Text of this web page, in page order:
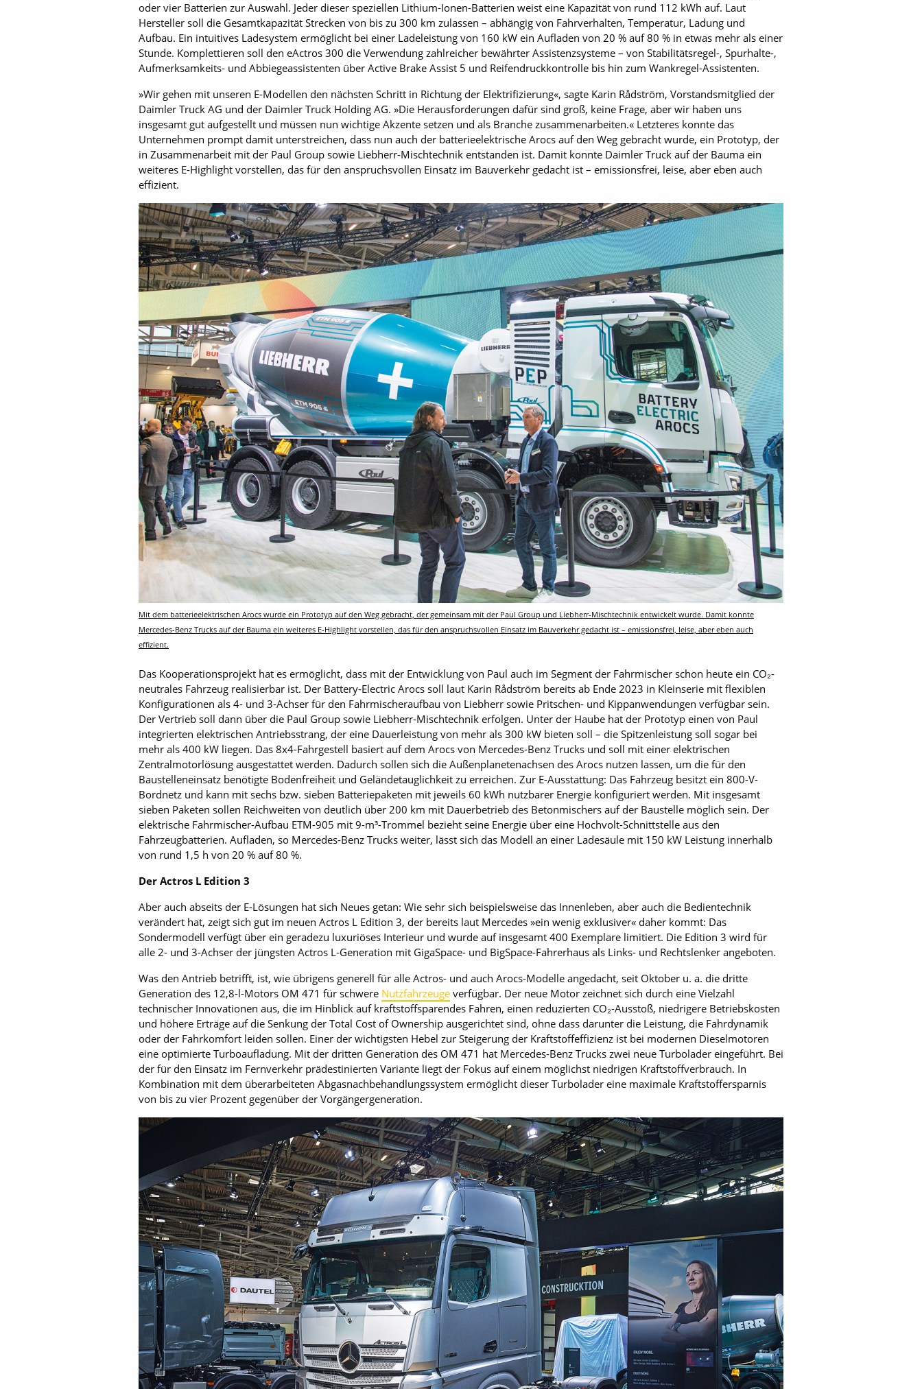
oder vier Batterien zur Auswahl. Jeder dieser speziellen Lithium-Ionen-Batterien weist eine Kapazität von rund 112 kWh auf. Laut
Hersteller soll die Gesamtkapazität Strecken von bis zu 300 km zulassen – abhängig von Fahrverhalten, Temperatur, Ladung und
Aufbau. Ein intuitives Ladesystem ermöglicht bei einer Ladeleistung von 160 kW ein Aufladen von 20 % auf 80 % in etwas mehr als einer
Stunde. Komplettieren soll den eActros 300 die Verwendung zahlreicher bewährter Assistenzsysteme – von Stabilitätsregel-, Spurhalte-,
Aufmerksamkeits- und Abbiegeassistenten über Active Brake Assist 5 und Reifendruckkontrolle bis hin zum Wankregel-Assistenten.
»Wir gehen mit unseren E-Modellen den nächsten Schritt in Richtung der Elektrifizierung«, sagte Karin Rådström, Vorstandsmitglied der
Daimler Truck AG und der Daimler Truck Holding AG. »Die Herausforderungen dafür sind groß, keine Frage, aber wir haben uns
insgesamt gut aufgestellt und müssen nun wichtige Akzente setzen und als Branche zusammenarbeiten.« Letzteres konnte das
Unternehmen prompt damit unterstreichen, dass nun auch der batterieelektrische Arocs auf den Weg gebracht wurde, ein Prototyp, der
in Zusammenarbeit mit der Paul Group sowie Liebherr-Mischtechnik entstanden ist. Damit konnte Daimler Truck auf der Bauma ein
weiteres E-Highlight vorstellen, das für den anspruchsvollen Einsatz im Bauverkehr gedacht ist – emissionsfrei, leise, aber eben auch
effizient.
Mit dem batterieelektrischen Arocs wurde ein Prototyp auf den Weg gebracht, der gemeinsam mit der Paul Group und Liebherr-Mischtechnik entwickelt wurde. Damit konnte
Mercedes-Benz Trucks auf der Bauma ein weiteres E-Highlight vorstellen, das für den anspruchsvollen Einsatz im Bauverkehr gedacht ist – emissionsfrei, leise, aber eben auch
effizient.
Das Kooperationsprojekt hat es ermöglicht, dass mit der Entwicklung von Paul auch im Segment der Fahrmischer schon heute ein CO₂-
neutrales Fahrzeug realisierbar ist. Der Battery-Electric Arocs soll laut Karin Rådström bereits ab Ende 2023 in Kleinserie mit flexiblen
Konfigurationen als 4- und 3-Achser für den Fahrmischeraufbau von Liebherr sowie Pritschen- und Kippanwendungen verfügbar sein.
Der Vertrieb soll dann über die Paul Group sowie Liebherr-Mischtechnik erfolgen. Unter der Haube hat der Prototyp einen von Paul
integrierten elektrischen Antriebsstrang, der eine Dauerleistung von mehr als 300 kW bieten soll – die Spitzenleistung soll sogar bei
mehr als 400 kW liegen. Das 8x4-Fahrgestell basiert auf dem Arocs von Mercedes-Benz Trucks und soll mit einer elektrischen
Zentralmotorlösung ausgestattet werden. Dadurch sollen sich die Außenplanetenachsen des Arocs nutzen lassen, um die für den
Baustelleneinsatz benötigte Bodenfreiheit und Geländetauglichkeit zu erreichen. Zur E-Ausstattung: Das Fahrzeug besitzt ein 800-V-
Bordnetz und kann mit sechs bzw. sieben Batteriepaketen mit jeweils 60 kWh nutzbarer Energie konfiguriert werden. Mit insgesamt
sieben Paketen sollen Reichweiten von deutlich über 200 km mit Dauerbetrieb des Betonmischers auf der Baustelle möglich sein. Der
elektrische Fahrmischer-Aufbau ETM-905 mit 9-m³-Trommel bezieht seine Energie über eine Hochvolt-Schnittstelle aus den
Fahrzeugbatterien. Aufladen, so Mercedes-Benz Trucks weiter, lässt sich das Modell an einer Ladesäule mit 150 kW Leistung innerhalb
von rund 1,5 h von 20 % auf 80 %.
Der Actros L Edition 3
Aber auch abseits der E-Lösungen hat sich Neues getan: Wie sehr sich beispielsweise das Innenleben, aber auch die Bedientechnik
verändert hat, zeigt sich gut im neuen Actros L Edition 3, der bereits laut Mercedes »ein wenig exklusiver« daher kommt: Das
Sondermodell verfügt über ein geradezu luxuriöses Interieur und wurde auf insgesamt 400 Exemplare limitiert. Die Edition 3 wird für
alle 2- und 3-Achser der jüngsten Actros L-Generation mit GigaSpace- und BigSpace-Fahrerhaus als Links- und Rechtslenker angeboten.
Was den Antrieb betrifft, ist, wie übrigens generell für alle Actros- und auch Arocs-Modelle angedacht, seit Oktober u. a. die dritte
Generation des 12,8-l-Motors OM 471 für schwere Nutzfahrzeuge verfügbar. Der neue Motor zeichnet sich durch eine Vielzahl
technischer Innovationen aus, die im Hinblick auf kraftstoffsparendes Fahren, einen reduzierten CO₂-Ausstoß, niedrigere Betriebskosten
und höhere Erträge auf die Senkung der Total Cost of Ownership ausgerichtet sind, ohne dass darunter die Leistung, die Fahrdynamik
oder der Fahrkomfort leiden sollen. Einer der wichtigsten Hebel zur Steigerung der Kraftstoffeffizienz ist bei modernen Dieselmotoren
eine optimierte Turboaufladung. Mit der dritten Generation des OM 471 hat Mercedes-Benz Trucks zwei neue Turbolader eingeführt. Bei
der für den Einsatz im Fernverkehr prädestinierten Variante liegt der Fokus auf einem möglichst niedrigen Kraftstoffverbrauch. In
Kombination mit dem überarbeiteten Abgasnachbehandlungssystem ermöglicht dieser Turbolader eine maximale Kraftstoffersparnis
von bis zu vier Prozent gegenüber der Vorgängergeneration.